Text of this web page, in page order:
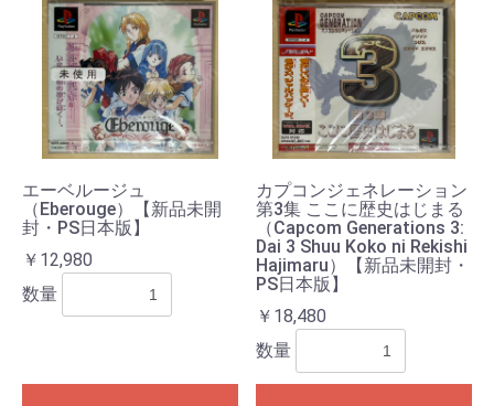
エーベルージュ
（Eberouge）【新品未開
封・PS日本版】
￥12,980
数量
カプコンジェネレーション
第3集 ここに歴史はじまる
（Capcom Generations 3:
Dai 3 Shuu Koko ni Rekishi
Hajimaru）【新品未開封・
PS日本版】
￥18,480
数量